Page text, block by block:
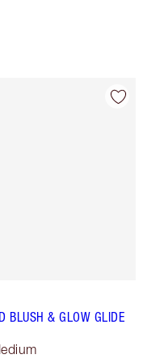
BLUSH & GLOW GLIDE